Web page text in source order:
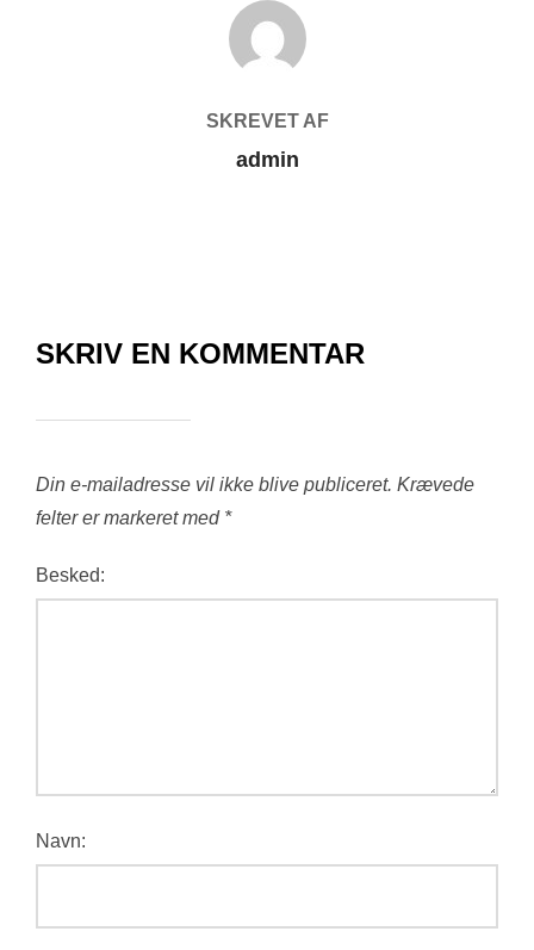
FORFATTER
SKREVET AF
admin
SKRIV EN KOMMENTAR
Din e-mailadresse vil ikke blive publiceret. Krævede
felter er markeret med *
Besked:
Navn: